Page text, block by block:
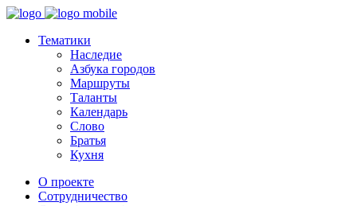
Тематики
Наследие
Азбука городов
Маршруты
Таланты
Календарь
Слово
Братья
Кухня
О проекте
Сотрудничество